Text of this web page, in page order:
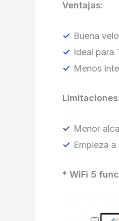
Ventajas:
Buena
Ideal para
Menos
Menor
Empieza
* WiFi 5